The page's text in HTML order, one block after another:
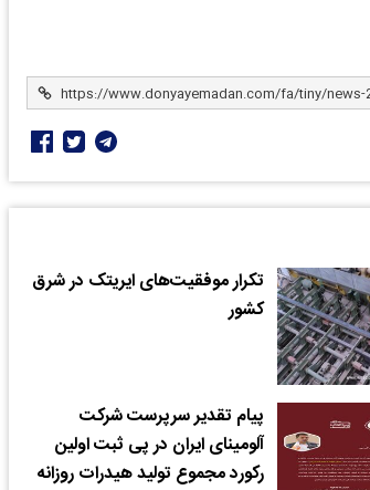
تکرار موفقیت‌های ایریتک در شرق
کشور
پیام تقدیر سرپرست شرکت
آلومینای ایران در پی ثبت اولین
رکورد مجموع تولید هیدرات روزانه